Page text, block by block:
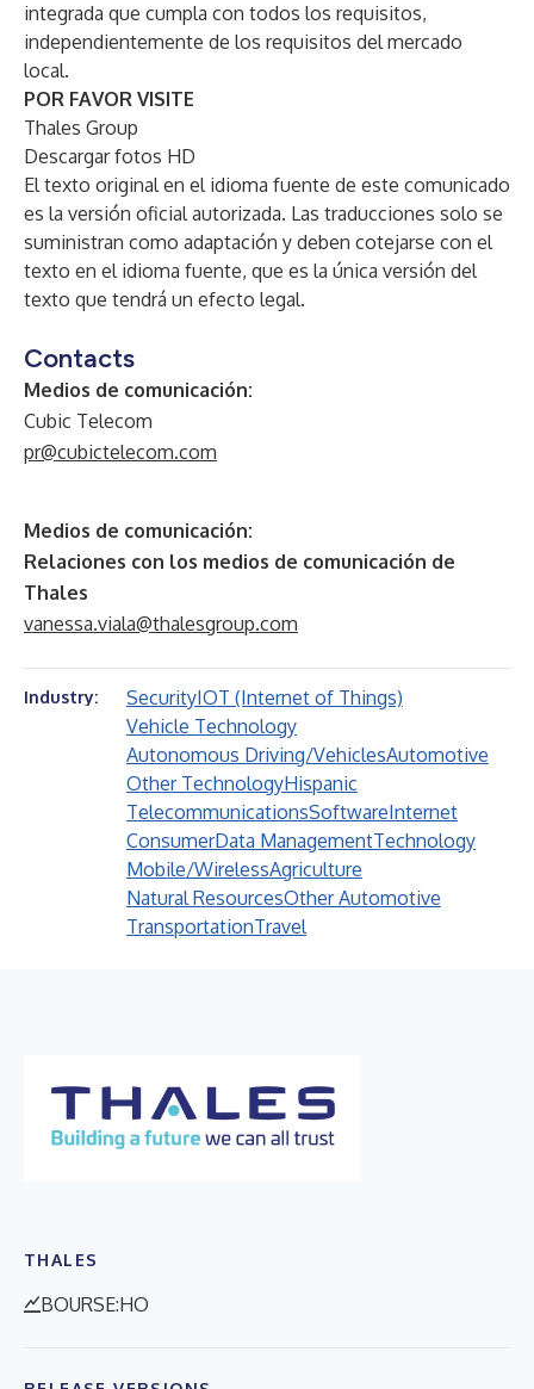
integrada que cumpla con todos los requisitos,
independientemente de los requisitos del mercado
local.
POR FAVOR VISITE
Thales Group
Descargar fotos HD
El texto original en el idioma fuente de este comunicado
es la versión oficial autorizada. Las traducciones solo se
suministran como adaptación y deben cotejarse con el
texto en el idioma fuente, que es la única versión del
texto que tendrá un efecto legal.
Contacts
Medios de comunicación:
Cubic Telecom
pr@cubictelecom.com
Medios de comunicación:
Relaciones con los medios de comunicación de
Thales
vanessa.viala@thalesgroup.com
Industry: SecurityIOT (Internet of Things)
Vehicle Technology
Autonomous Driving/VehiclesAutomotive
Other TechnologyHispanic
TelecommunicationsSoftwareInternet
ConsumerData ManagementTechnology
Mobile/WirelessAgriculture
Natural ResourcesOther Automotive
TransportationTravel
THALES
BOURSE:HO